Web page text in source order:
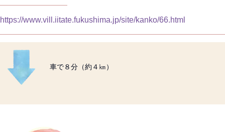
https://www.vill.iitate.fukushima.jp/site/kanko/66.html
車で８分（約４㎞）